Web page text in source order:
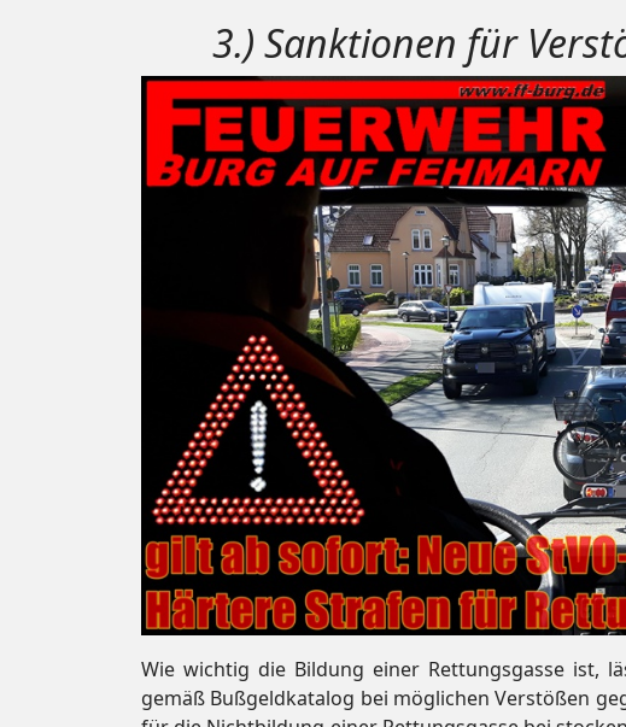
3.) Sanktionen für
Wie wichtig die Bildung einer Rettungsgasse ist,
gemäß Bußgeldkatalog bei möglichen Verstößen